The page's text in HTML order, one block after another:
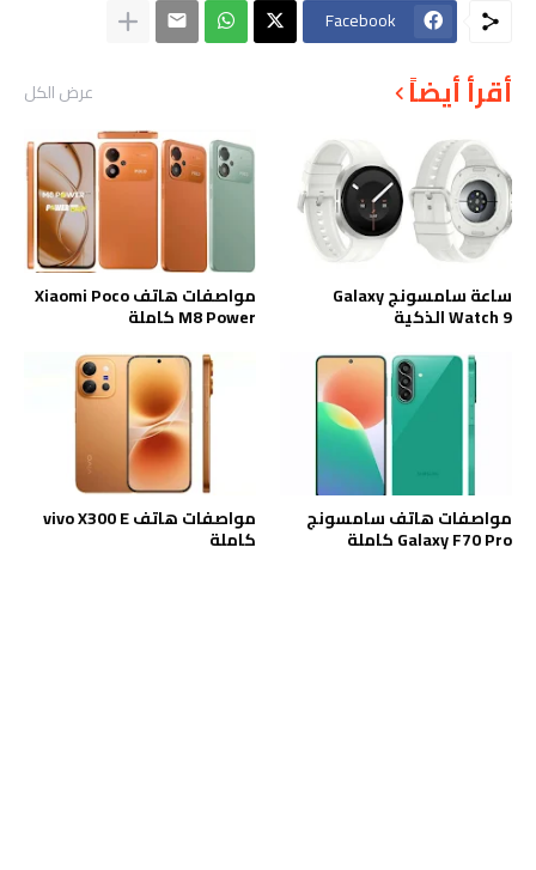
Facebook
أقرأ أيضاً عرض الكل
ساعة سامسونج Galaxy
Watch 9 الذكية
مواصفات هاتف Xiaomi Poco
M8 Power كاملة
مواصفات هاتف سامسونج
Galaxy F70 Pro كاملة
مواصفات هاتف vivo X300 E
كاملة